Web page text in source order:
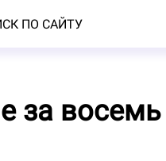
ПО САЙТУ
за восемь